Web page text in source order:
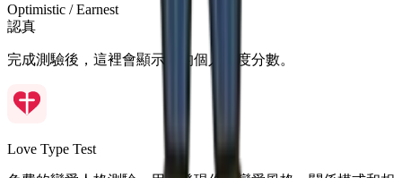
Optimistic / Earnest
認真
完成測驗後，這裡會顯示你的個人維度分數。
Love Type Test